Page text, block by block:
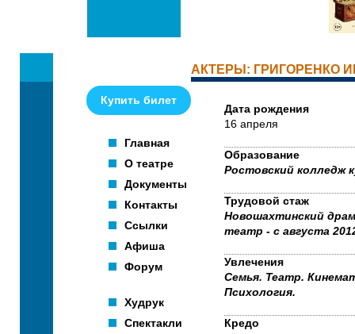
АКТЕРЫ: ГРИГОРЕНКО
Купить билет
Главная
О театре
Документы
Контакты
Ссылки
Афиша
Форум
Худрук
Спектакли
Дата рождения
16 апреля
Образование
Ростовский колледж
Трудовой стаж
Новошахтинский
театр - с августа
Увлечения
Семья. Театр.
Психология.
Кредо